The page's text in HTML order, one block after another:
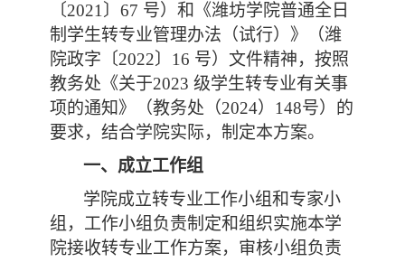
〔2021〕67 号）和《潍坊学院普通全日
制学生转专业管理办法（试行）》（潍
院政字〔2022〕16 号）文件精神，按照
教务处《关于2023 级学生转专业有关事
项的通知》（教务处（2024）148号）的
要求， 结合学院实际，制定本方案。
一、成立工作组
学院成立转专业工作小组和专家小
组，工作小组负责制定和组织实施本学
院接收转专业工作方案，审核小组负责